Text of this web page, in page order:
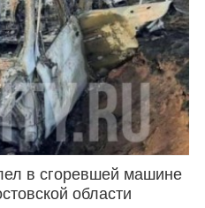
в сгоревшей машине
области